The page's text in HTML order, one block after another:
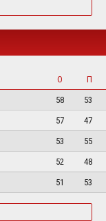
О
П
58
53
57
47
53
55
52
48
51 53